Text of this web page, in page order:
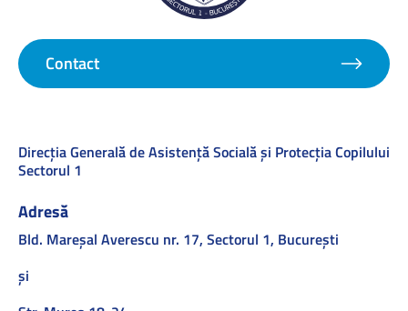
Contact
Direcţia Generală de Asistenţă Socială şi Protecţia Copilului
Sectorul 1
Adresă
Bld. Mareşal Averescu nr. 17, Sectorul 1, Bucureşti
și